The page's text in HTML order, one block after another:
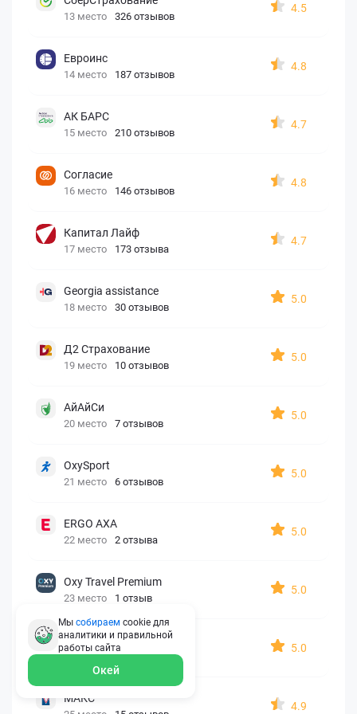
13 место 326 отзывов
4.5
Евроинс
14 место 187 отзывов
4.8
АК БАРС
15 место 210 отзывов
4.7
Согласие
16 место 146 отзывов
4.8
Капитал Лайф
17 место 173 отзыва
4.7
Georgia assistance
18 место 30 отзывов
5.0
Д2 Страхование
19 место 10 отзывов
5.0
АйАйСи
20 место 7 отзывов
5.0
OxySport
21 место 6 отзывов
5.0
ERGO AXA
22 место 2 отзыва
5.0
Oxy Travel Premium
23 место 1 отзыв
5.0
УралСиб
24 место 1 отзыв
5.0
МАКС
4.9
Мы собираем cookie для
аналитики и правильной
работы сайта
Окей